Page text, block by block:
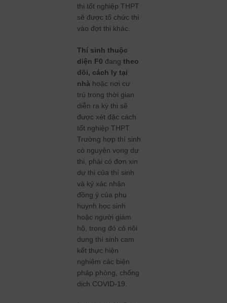
thi tốt nghiệp THPT
sẽ được tổ chức thi
vào đợt thi khác.
Thí sinh thuộc
diện F0 đangtheo
dõi, cách ly tại
nhà hoặc nơi cư
trú trong thời gian
diễn ra kỳ thi sẽ
được xét đặc cách
tốt nghiệp THPT.
Trường hợp thí sinh
có nguyện vọng dự
thi, phải có đơn xin
dự thi của thí sinh
và ký xác nhận
đồng ý của phụ
huynh học sinh
hoặc người giám
hộ, trong đó có nội
dung thí sinh cam
kết thực hiện
nghiêm các biện
pháp phòng, chống
dịch COVID-19.